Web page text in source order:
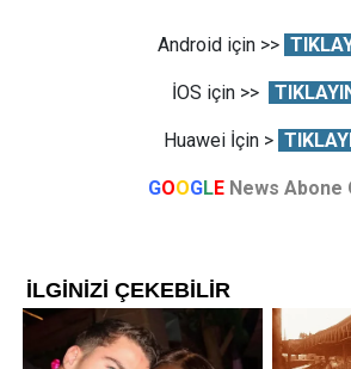
Android için >>
İOS için >>
Huawei İçin >
GOOGLE News Abone